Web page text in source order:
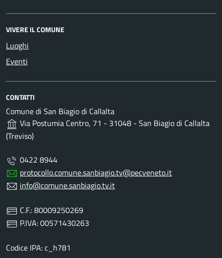
VIVERE IL COMUNE
Luoghi
Eventi
CONTATTI
Comune di San Biagio di Callalta
Via Postumia Centro, 71 - 31048 - San Biagio di Callalta
(Treviso)
0422 8944
protocollo.comune.sanbiagio.tv@pecveneto.it
info@comune.sanbiagio.tv.it
C.F.: 80009250269
P.IVA: 00571430263
Codice IPA: c_h781